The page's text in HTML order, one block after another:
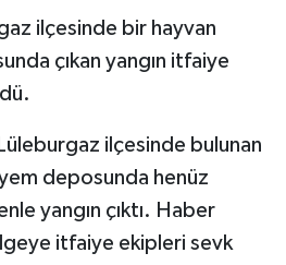
ilçesinde bir hayvan
çıkan yangın itfaiye
ilçesinde bulunan
deposunda henüz
yangın çıktı. Haber
itfaiye ekipleri sevk